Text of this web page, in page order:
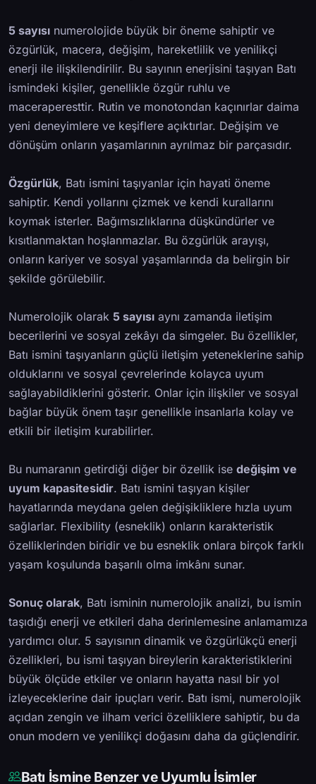
5 sayısı numerolojide büyük bir öneme sahiptir ve
özgürlük, macera, değişim, hareketlilik ve yenilikçi
enerji ile ilişkilendirilir. Bu sayının enerjisini taşıyan Batı
ismindeki kişiler, genellikle özgür ruhlu ve
maceraperesttir. Rutin ve monotondan kaçınırlar daima
yeni deneyimlere ve keşiflere açıktırlar. Değişim ve
dönüşüm onların yaşamlarının ayrılmaz bir parçasıdır.
Özgürlük, Batı ismini taşıyanlar için hayati öneme
sahiptir. Kendi yollarını çizmek ve kendi kurallarını
koymak isterler. Bağımsızlıklarına düşkündürler ve
kısıtlanmaktan hoşlanmazlar. Bu özgürlük arayışı,
onların kariyer ve sosyal yaşamlarında da belirgin bir
şekilde görülebilir.
Numerolojik olarak 5 sayısı aynı zamanda iletişim
becerilerini ve sosyal zekâyı da simgeler. Bu özellikler,
Batı ismini taşıyanların güçlü iletişim yeteneklerine sahip
olduklarını ve sosyal çevrelerinde kolayca uyum
sağlayabildiklerini gösterir. Onlar için ilişkiler ve sosyal
bağlar büyük önem taşır genellikle insanlarla kolay ve
etkili bir iletişim kurabilirler.
Bu numaranın getirdiği diğer bir özellik ise değişim ve
uyum kapasitesidir. Batı ismini taşıyan kişiler
hayatlarında meydana gelen değişikliklere hızla uyum
sağlarlar. Flexibility (esneklik) onların karakteristik
özelliklerinden biridir ve bu esneklik onlara birçok farklı
yaşam koşulunda başarılı olma imkânı sunar.
Sonuç olarak, Batı isminin numerolojik analizi, bu ismin
taşıdığı enerji ve etkileri daha derinlemesine anlamamıza
yardımcı olur. 5 sayısının dinamik ve özgürlükçü enerji
özellikleri, bu ismi taşıyan bireylerin karakteristiklerini
büyük ölçüde etkiler ve onların hayatta nasıl bir yol
izleyeceklerine dair ipuçları verir. Batı ismi, numerolojik
açıdan zengin ve ilham verici özelliklere sahiptir, bu da
onun modern ve yenilikçi doğasını daha da güçlendirir.
Batı İsmine Benzer ve Uyumlu İsimler